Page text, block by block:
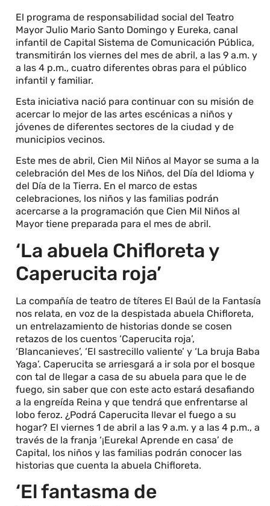
El programa de responsabilidad social del Teatro
Mayor Julio Mario Santo Domingo y Eureka, canal
infantil de Capital Sistema de Comunicación Pública,
transmitirán los viernes del mes de abril, a las 9 a.m. y
a las 4 p.m., cuatro diferentes obras para el público
infantil y familiar.
Esta iniciativa nació para continuar con su misión de
acercar lo mejor de las artes escénicas a niños y
jóvenes de diferentes sectores de la ciudad y de
municipios vecinos.
Este mes de abril, Cien Mil Niños al Mayor se suma a la
celebración del Mes de los Niños, del Día del Idioma y
del Día de la Tierra. En el marco de estas
celebraciones, los niños y las familias podrán
acercarse a la programación que Cien Mil Niños al
Mayor tiene preparada para el mes de abril.
‘La abuela Chifloreta y
Caperucita roja’
La compañía de teatro de títeres El Baúl de la Fantasía
nos relata, en voz de la despistada abuela Chifloreta,
un entrelazamiento de historias donde se cosen
retazos de los cuentos ‘Caperucita roja’,
‘Blancanieves’, ‘El sastrecillo valiente’ y ‘La bruja Baba
Yaga’. Caperucita se arriesgará a ir sola por el bosque
con tal de llegar a casa de su abuela para que le de
fuego, sin saber que con este acto estará desafiando
a la engreída Reina y que tendrá que enfrentarse al
lobo feroz. ¿Podrá Caperucita llevar el fuego a su
hogar? El viernes 1 de abril a las 9 a.m. y a las 4 p.m., a
través de la franja ‘¡Eureka! Aprende en casa’ de
Capital, los niños y las familias podrán conocer las
historias que cuenta la abuela Chifloreta.
‘El fantasma de